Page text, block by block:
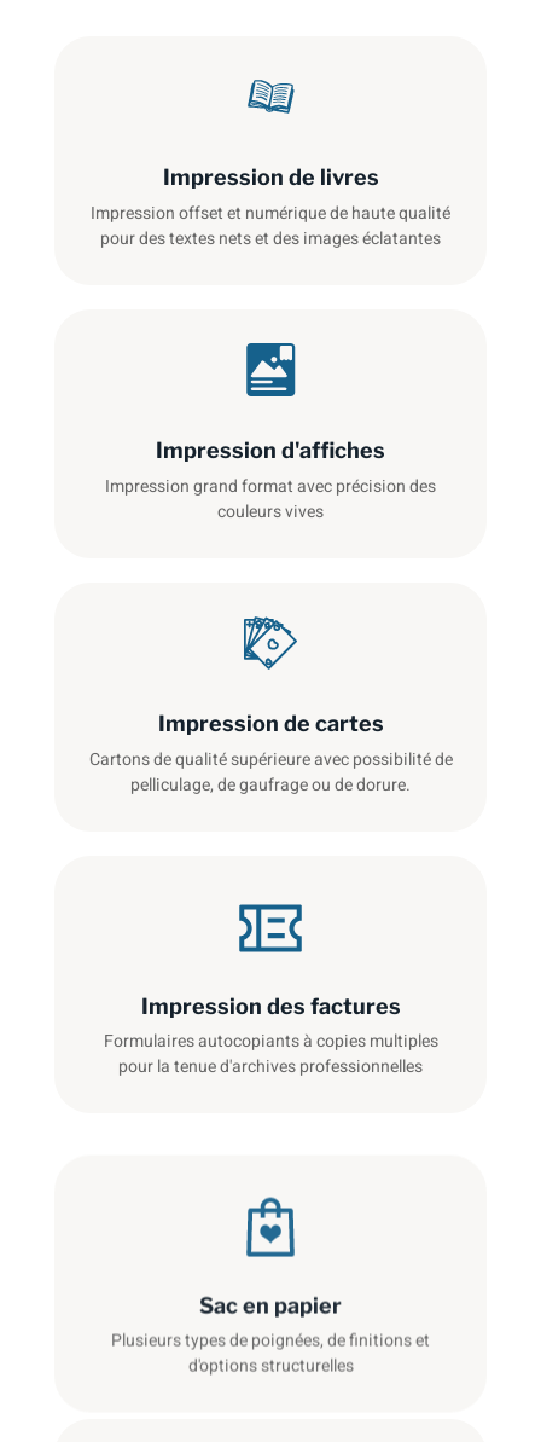
Impression de livres
Impression offset et numérique de haute qualité
pour des textes nets et des images éclatantes
Impression d'affiches
Impression grand format avec précision des
couleurs vives
Impression de cartes
Cartons de qualité supérieure avec possibilité de
pelliculage, de gaufrage ou de dorure.
Impression des factures
Formulaires autocopiants à copies multiples
pour la tenue d'archives professionnelles
Plusieurs types de poignées, de finitions et
d'options structurelles